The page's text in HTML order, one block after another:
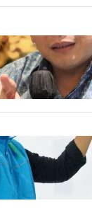
Terpadu
PLTS 100
Baru
Charging